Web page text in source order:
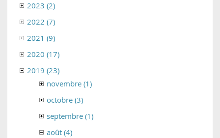
2023 (2)
2022 (7)
2021 (9)
2020 (17)
2019 (23)
novembre (1)
octobre (3)
septembre (1)
août (4)